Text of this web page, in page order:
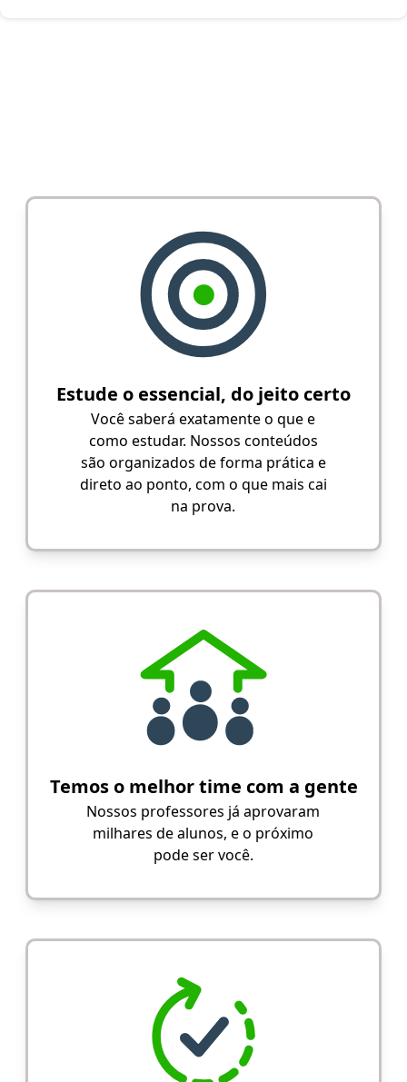
Estude o essencial, do jeito certo
Você saberá exatamente o que e
como estudar. Nossos conteúdos
são organizados de forma prática e
direto ao ponto, com o que mais cai
na prova.
Temos o melhor time com a gente
Nossos professores já aprovaram
milhares de alunos, e o próximo
pode ser você.